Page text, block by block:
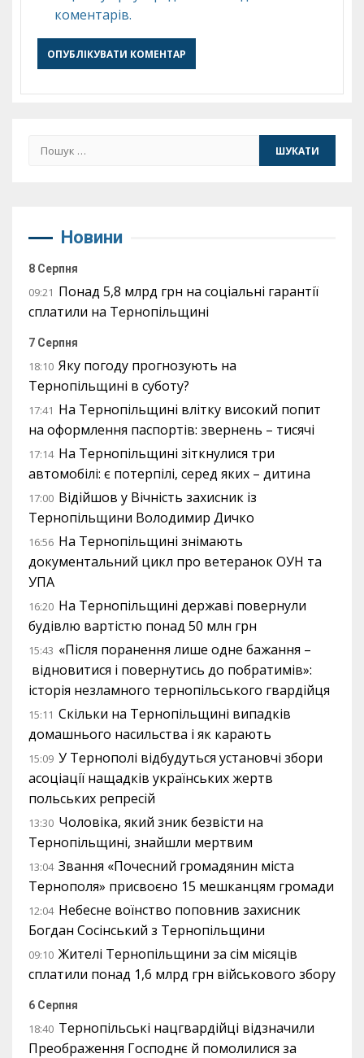
коментарів.
Пошук:
Новини
8 Серпня
09:21 Понад 5,8 млрд грн на соціальні гарантії
сплатили на Тернопільщині
7 Серпня
18:10 Яку погоду прогнозують на
Тернопільщині в суботу?
17:41 На Тернопільщині влітку високий попит
на оформлення паспортів: звернень – тисячі
17:14 На Тернопільщині зіткнулися три
автомобілі: є потерпілі, серед яких – дитина
17:00 Відійшов у Вічність захисник із
Тернопільщини Володимир Дичко
16:56 На Тернопільщині знімають
документальний цикл про ветеранок ОУН та
УПА
16:20 На Тернопільщині державі повернули
будівлю вартістю понад 50 млн грн
15:43 «Після поранення лише одне бажання –
відновитися і повернутись до побратимів»:
історія незламного тернопільського гвардійця
15:11 Скільки на Тернопільщині випадків
домашнього насильства і як карають
15:09 У Тернополі відбудуться установчі збори
асоціації нащадків українських жертв
польських репресій
13:30 Чоловіка, який зник безвісти на
Тернопільщині, знайшли мертвим
13:04 Звання «Почесний громадянин міста
Тернополя» присвоєно 15 мешканцям громади
12:04 Небесне воїнство поповнив захисник
Богдан Сосінський з Тернопільщини
09:10 Жителі Тернопільщини за сім місяців
сплатили понад 1,6 млрд грн військового збору
6 Серпня
18:40 Тернопільські нацгвардійці відзначили
Преображення Господнє й помолилися за